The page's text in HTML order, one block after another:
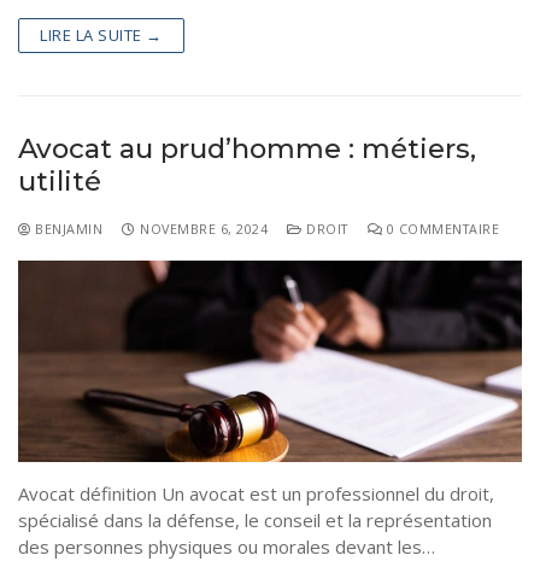
LIRE LA SUITE →
Avocat au prud’homme : métiers,
utilité
BENJAMIN NOVEMBRE 6, 2024 DROIT 0 COMMENTAIRE
Avocat définition Un avocat est un professionnel du droit,
spécialisé dans la défense, le conseil et la représentation
des personnes physiques ou morales devant les…